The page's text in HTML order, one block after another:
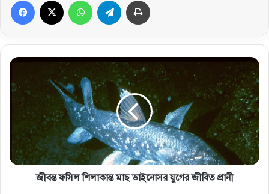
জীবন্ত ফসিল শিলাকান্ত মাছ ডাইনোসর যুগের জীবিত প্রানী